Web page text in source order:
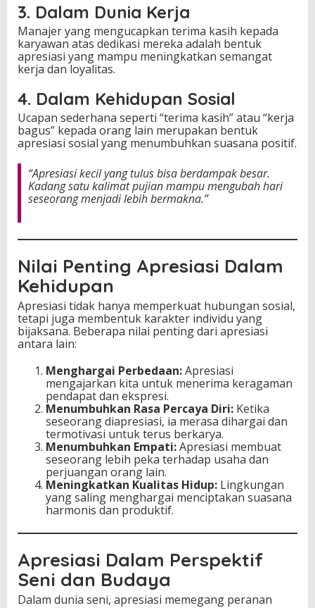
3. Dalam Dunia Kerja
Manajer yang mengucapkan terima kasih kepada
karyawan atas dedikasi mereka adalah bentuk
apresiasi yang mampu meningkatkan semangat
kerja dan loyalitas.
4. Dalam Kehidupan Sosial
Ucapan sederhana seperti “terima kasih” atau “kerja
bagus” kepada orang lain merupakan bentuk
apresiasi sosial yang menumbuhkan suasana positif.
“Apresiasi kecil yang tulus bisa berdampak besar.
Kadang satu kalimat pujian mampu mengubah hari
seseorang menjadi lebih bermakna.”
Nilai Penting Apresiasi Dalam
Kehidupan
Apresiasi tidak hanya memperkuat hubungan sosial,
tetapi juga membentuk karakter individu yang
bijaksana. Beberapa nilai penting dari apresiasi
antara lain:
Menghargai Perbedaan:Apresiasi
mengajarkan kita untuk menerima keragaman
pendapat dan ekspresi.
Menumbuhkan Rasa Percaya Diri: Ketika
seseorang diapresiasi, ia merasa dihargai dan
termotivasi untuk terus berkarya.
Menumbuhkan Empati:Apresiasi membuat
seseorang lebih peka terhadap usaha dan
perjuangan orang lain.
Meningkatkan Kualitas Hidup: Lingkungan
yang saling menghargai menciptakan suasana
harmonis dan produktif.
Apresiasi Dalam Perspektif
Seni dan Budaya
Dalam dunia seni, apresiasi memegang peranan